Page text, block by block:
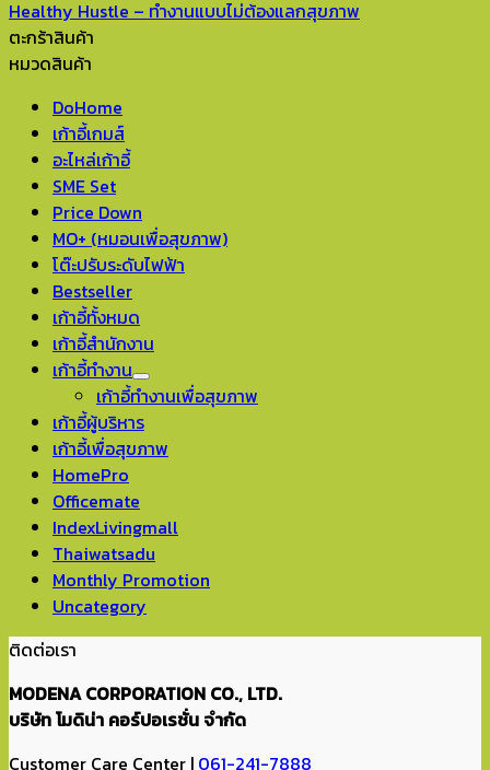
Healthy Hustle – ทำงานแบบไม่ต้องแลกสุขภาพ
ตะกร้าสินค้า
หมวดสินค้า
DoHome
เก้าอี้เกมส์
อะไหล่เก้าอี้
SME Set
Price Down
MO+ (หมอนเพื่อสุขภาพ)
โต๊ะปรับระดับไฟฟ้า
Bestseller
เก้าอี้ทั้งหมด
เก้าอี้สำนักงาน
เก้าอี้ทำงาน
เก้าอี้ทำงานเพื่อสุขภาพ
เก้าอี้ผู้บริหาร
เก้าอี้เพื่อสุขภาพ
HomePro
Officemate
IndexLivingmall
Thaiwatsadu
Monthly Promotion
Uncategory
ติดต่อเรา
MODENA CORPORATION CO., LTD.
บริษัท โมดิน่า คอร์ปอเรชั่น จำกัด
Customer Care Center | 061-241-7888